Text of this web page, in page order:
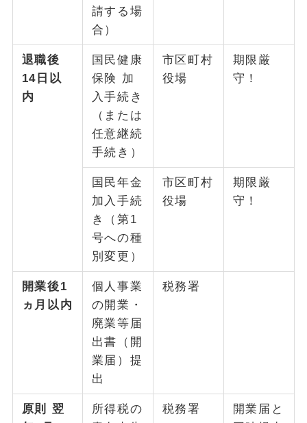
請する場
合）
退職後
14日以
内
国民健康
保険 加
入手続き
（または
任意継続
手続き）
市区町村
役場
期限厳
守！
国民年金
加入手続
き（第1
号への種
別変更）
市区町村
役場
期限厳
守！
開業後1
ヵ月以内
個人事業
の開業・
廃業等届
出書（開
業届）提
出
税務署
原則 翌
所得税の
税務署
開業届と